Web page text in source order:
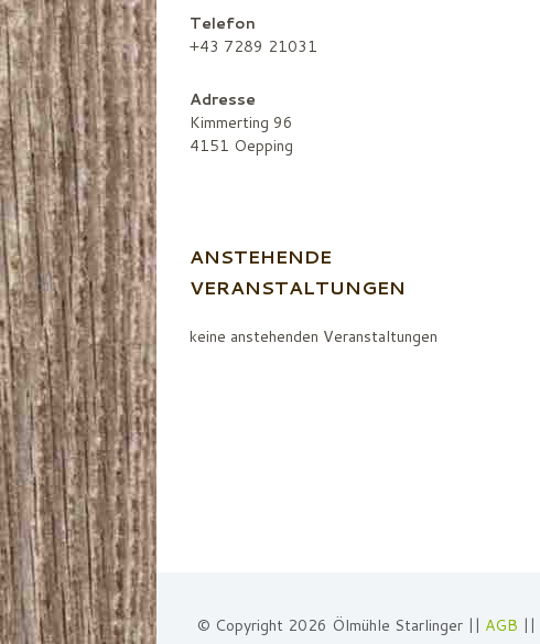
Telefon
+43 7289 21031
Adresse
Kimmerting 96
4151 Oepping
ANSTEHENDE
VERANSTALTUNGEN
keine anstehenden Veranstaltungen
© Copyright 2026 Ölmühle Starlinger || AGB ||